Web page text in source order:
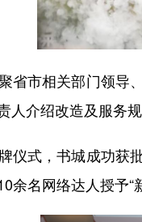
市相关部门领导、
人介绍改造及服务
式，书城成功获批
余名网络达人授予“